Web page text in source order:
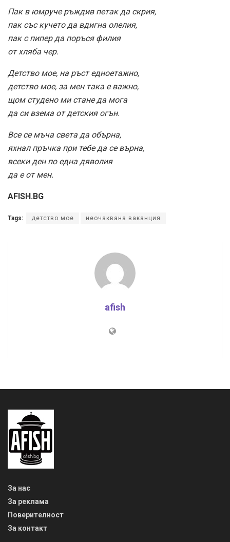
Пак в юмруче ръждив петак да скрия,
пак със кучето да вдигна олелия,
пак с пипер да поръся филия
от хляба чер.
Детство мое, на ръст едноетажно,
детство мое, за мен така е важно,
щом студено ми стане да мога
да си взема от детския огън.
Все се мъча света да обърна,
яхнал пръчка при тебе да се върна,
всеки ден по една дяволия
да е от мен.
AFISH.BG
Tags: детство мое неочаквана ваканция
afish
За нас
За реклама
Поверителност
За контакт